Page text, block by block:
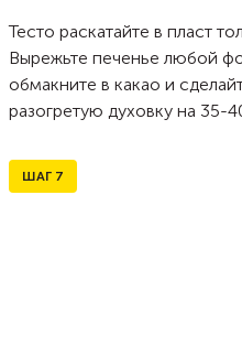
Тесто раскатайте в пласт
Вырежьте печенье любой
обмакните в какао и
разогретую духовку на 35-
ШАГ 7